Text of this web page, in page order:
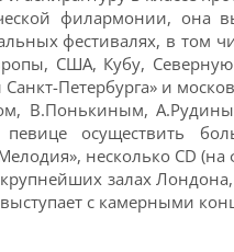
филармонии, она
фестивалях, в том
США, Кубу,
Петербурга» и
В.Понькиным,
осуществить
несколько CD (на
залах
с камерными